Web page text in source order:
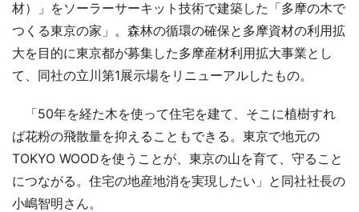
材）」をソーラーサーキット技術で建築した「多摩の木で
つくる東京の家」。森林の循環の確保と多摩資材の利用拡
大を目的に東京都が募集した多摩産材利用拡大事業とし
て、同社の立川第1展示場をリニューアルしたもの。
「50年を経た木を使って住宅を建て、そこに植樹すれ
ば花粉の飛散量を抑えることもできる。東京で地元の
TOKYO WOODを使うことが、東京の山を育て、守ること
につながる。住宅の地産地消を実現したい」と同社社長の
小嶋智明さん。